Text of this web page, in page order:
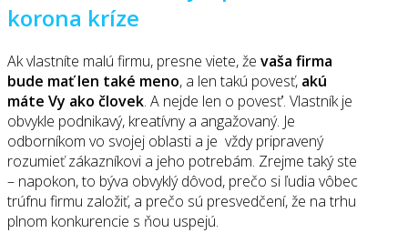
korona kríze
Ak vlastníte malú firmu, presne viete, že vaša firma
bude mať len také meno, a len takú povesť, akú
máte Vy ako človek. A nejde len o povesť’. Vlastník je
obvykle podnikavý, kreatívny a angažovaný. Je
odborníkom vo svojej oblasti a je vždy pripravený
rozumieť zákazníkovi a jeho potrebám. Zrejme taký ste
– napokon, to býva obvyklý dôvod, prečo si ľudia vôbec
trúfnu firmu založiť, a prečo sú presvedčení, že na trhu
plnom konkurencie s ňou uspejú.